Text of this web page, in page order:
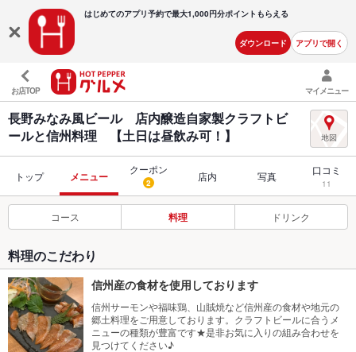
はじめてのアプリ予約で最大1,000円分ポイントもらえる
ダウンロード アプリで開く
お店TOP マイメニュー
長野みなみ風ビール 店内醸造自家製クラフトビ
ールと信州料理 【土日は昼飲み可！】
トップ メニュー
クーポン
2 店内 写真 口コミ
11
コース 料理 ドリンク
料理のこだわり
信州産の食材を使用しております
信州サーモンや福味鶏、山賊焼など信州産の食材や地元の
郷土料理をご用意しております。クラフトビールに合うメ
ニューの種類が豊富です★是非お気に入りの組み合わせを
見つけてください♪